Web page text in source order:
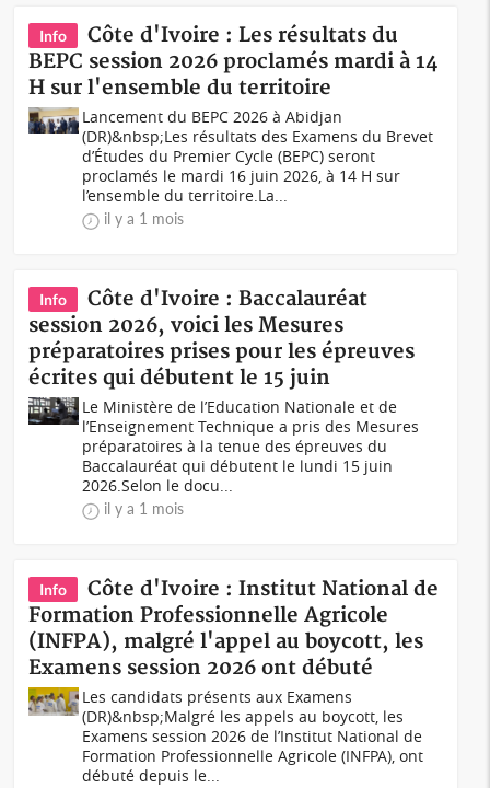
Info
Côte d'Ivoire : Les résultats du
BEPC session 2026 proclamés mardi à 14
H sur l'ensemble du territoire
Lancement du BEPC 2026 à Abidjan
(DR)&nbsp;Les résultats des Examens du Brevet
d’Études du Premier Cycle (BEPC) seront
proclamés le mardi 16 juin 2026, à 14 H sur
l’ensemble du territoire.La...
il y a 1 mois
Info
Côte d'Ivoire : Baccalauréat
session 2026, voici les Mesures
préparatoires prises pour les épreuves
écrites qui débutent le 15 juin
Le Ministère de l’Education Nationale et de
l’Enseignement Technique a pris des Mesures
préparatoires à la tenue des épreuves du
Baccalauréat qui débutent le lundi 15 juin
2026.Selon le docu...
il y a 1 mois
Info
Côte d'Ivoire : Institut National de
Formation Professionnelle Agricole
(INFPA), malgré l'appel au boycott, les
Examens session 2026 ont débuté
Les candidats présents aux Examens
(DR)&nbsp;Malgré les appels au boycott, les
Examens session 2026 de l’Institut National de
Formation Professionnelle Agricole (INFPA), ont
débuté depuis le...